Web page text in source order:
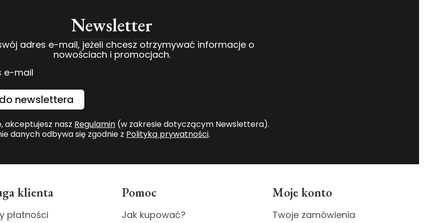
Newsletter
adres e-mail, jeżeli chcesz otrzymywać informacje o
nowościach i promocjach.
e-mail
newslettera
akceptujesz nasz Regulamin (w zakresie dotyczącym Newslettera).
danych odbywa się zgodnie z Polityką prywatności.
klienta
płatności
Pomoc
Jak kupować?
Moje konto
Twoje zamówienia